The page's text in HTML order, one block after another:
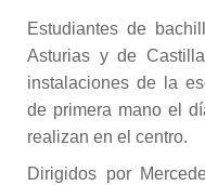
Estudiantes de
Asturias y de
instalaciones de la
de primera mano el
realizan en el centro.
Dirigidos por